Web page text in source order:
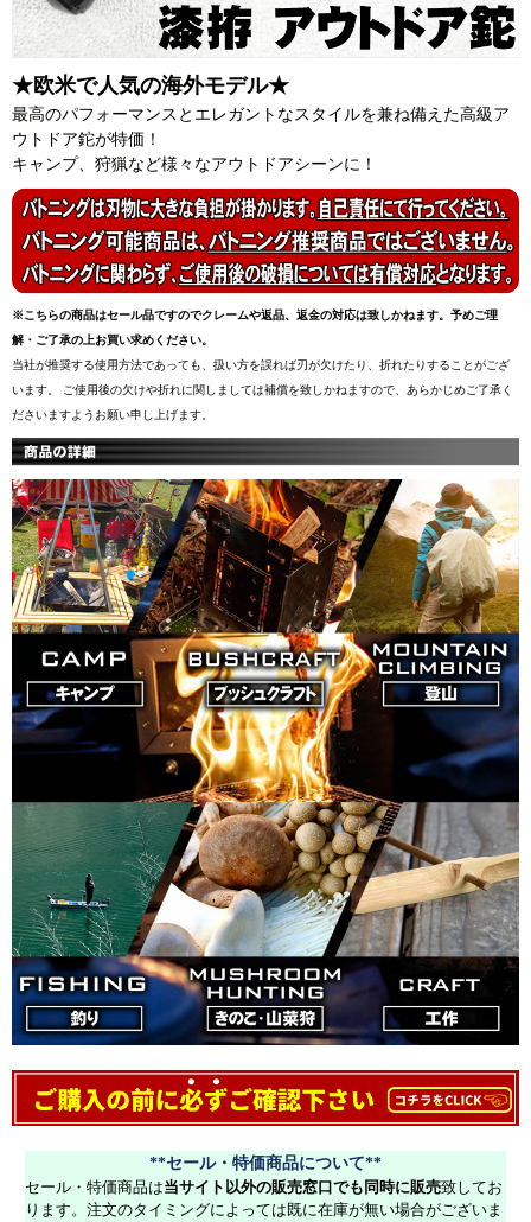
★欧米で人気の海外モデル★
最高のパフォーマンスとエレガントなスタイルを兼ね備えた高級ア
ウトドア鉈が特価！
キャンプ、狩猟など様々なアウトドアシーンに！
※こちらの商品はセール品ですのでクレームや返品、返金の対応は致しかねます。予めご理
解・ご了承の上お買い求めください。
当社が推奨する使用方法であっても、扱い方を誤れば刃が欠けたり、折れたりすることがござ
います。 ご使用後の欠けや折れに関しましては補償を致しかねますので、あらかじめご了承く
ださいますようお願い申し上げます。
**セール・特価商品について**
セール・特価商品は当サイト以外の販売窓口でも同時に販売致してお
ります。注文のタイミングによっては既に在庫が無い場合がございま